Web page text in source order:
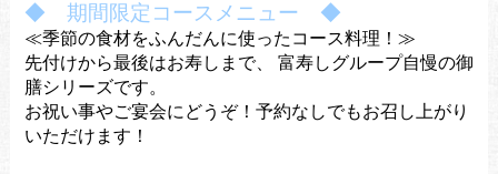
◆ 期間限定コースメニュー ◆
≪季節の食材をふんだんに使ったコース料理！≫
先付けから最後はお寿しまで、
富寿しグループ自慢の御
膳シリーズです。
お祝い事やご宴会にどうぞ！ 予約なしでもお召し上がり
いただけます！